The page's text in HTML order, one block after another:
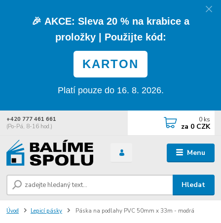
🎉 AKCE: Sleva 20 % na krabice a
proložky| Použijte kód:
KARTON
Platí pouze do 16. 8. 2026.
Menu
Hledat
+420 777 461 661
(Po-Pá, 8-16 hod.)
0 ks
za 0 CZK
Úvod Lepicí pásky Páska na podlahy PVC 50mm x 33m - modrá